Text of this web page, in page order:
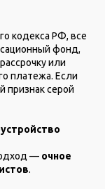
кодекса РФ, все
фонд,
или
платежа. Если
признак серой
— очное
.